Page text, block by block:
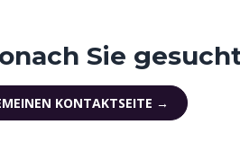
Sie
KONTAKTSEITE →